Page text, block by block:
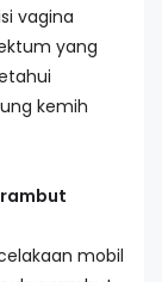
vagina
yang
kemih
mobil